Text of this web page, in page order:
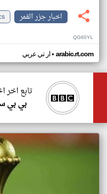
اخبار جزر القمر
QG60YL
ار تي عربي• arabic.rt.com
تابع اخر
بي بي